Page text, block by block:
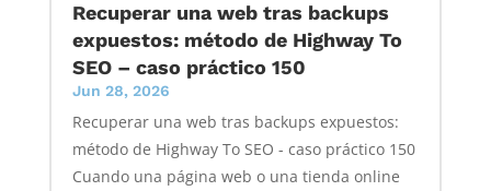
Recuperar una web tras backups
expuestos: método de Highway To
SEO – caso práctico 150
Jun 28, 2026
Recuperar una web tras backups expuestos:
método de Highway To SEO - caso práctico 150
Cuando una página web o una tienda online